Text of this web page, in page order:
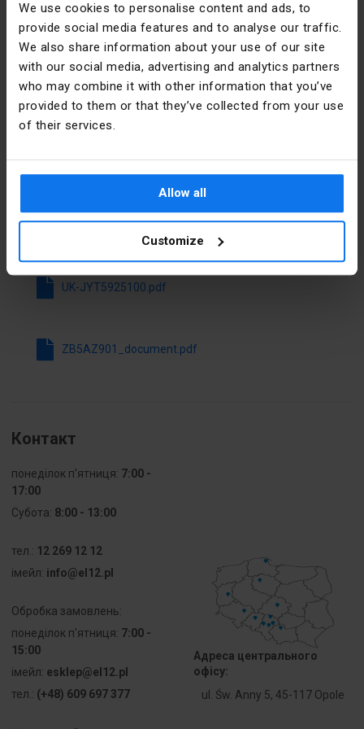
We use cookies to personalise content and ads, to
provide social media features and to analyse our traffic.
We also share information about your use of our site
with our social media, advertising and analytics partners
who may combine it with other information that you’ve
provided to them or that they’ve collected from your use
of their services.
Allow all
Customize
Warszawa
ul.
Konstruktorska
Файли для завантаження
Завантажити всі файли
UK-JYT5925100.pdf
ZB5AZ901_document.pdf
Контакт
понеділок п'ятниця: 7:00 -
17:00
Субота: 8:00 - 13:00
тел.: 12 269 12 12
iмейл: info@el12.pl
Обробка замовлень:
понеділок п'ятниця: 7:00 -
15:00
iмейл: esklep@el12.pl
тел.: (+48) 609 697 377
Адреса центрального
офісу:
ul. Św. Anny 5, 45-117 Opole